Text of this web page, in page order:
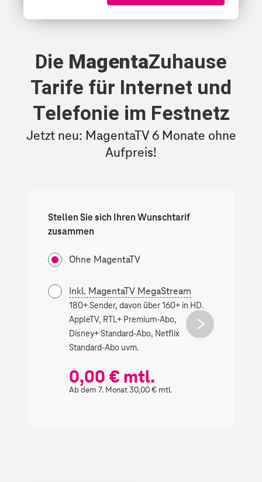
Die MagentaZuhause
Tarife für Internet und
Telefonie im Festnetz
Jetzt neu: MagentaTV 6 Monate ohne
Aufpreis!
Stellen Sie sich Ihren Wunschtarif
zusammen
Ohne MagentaTV
Inkl. MagentaTV MegaStream
180+ Sender, davon über 160+ in HD.
AppleTV, RTL+ Premium-Abo,
Disney+ Standard-Abo, Netflix
Standard-Abo uvm.
0,00 € mtl.
Ab dem 7. Monat 30,00 € mtl.
next